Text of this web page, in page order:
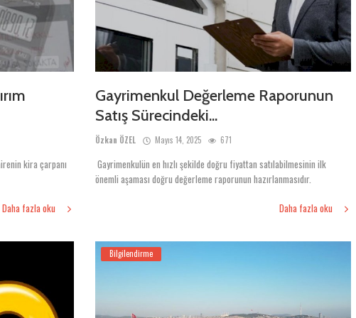
kira çarpanı
Daha fazla oku
Gayrimenkul Değerleme Raporunun
Satış Sürecindeki...
Özkan ÖZEL Mayıs 14, 2025 671
Gayrimenkulün en hızlı şekilde doğru fiyattan satılabilmesinin ilk
önemli aşaması doğru değerleme raporunun hazırlanmasıdır.
Daha fazla oku
Bilgilendirme